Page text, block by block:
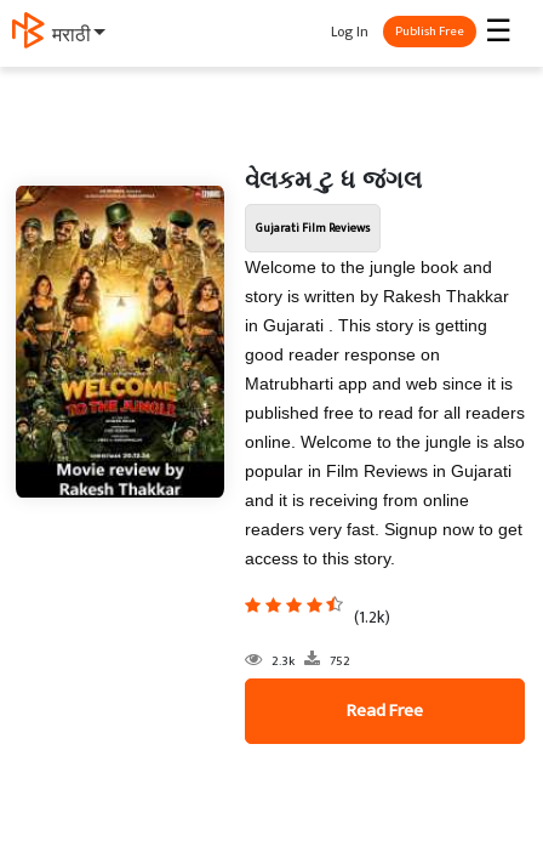
मराठी ☰
Log In Publish Free
વેલકમ ટુ ધ જંગલ
Gujarati Film Reviews
Welcome to the jungle book and
story is written by Rakesh Thakkar
in Gujarati . This story is getting
good reader response on
Matrubharti app and web since it is
published free to read for all readers
online. Welcome to the jungle is also
popular in Film Reviews in Gujarati
and it is receiving from online
readers very fast. Signup now to get
access to this story.
(1.2k)
2.3k 752
Read Free